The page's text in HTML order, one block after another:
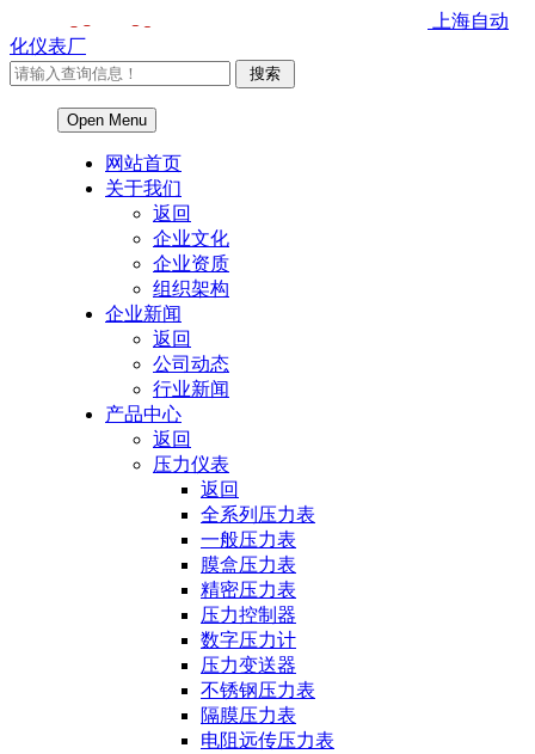
上海自动
化仪表厂
Open Menu
网站首页
关于我们
返回
企业文化
企业资质
组织架构
企业新闻
返回
公司动态
行业新闻
产品中心
返回
压力仪表
返回
全系列压力表
一般压力表
膜盒压力表
精密压力表
压力控制器
数字压力计
压力变送器
不锈钢压力表
隔膜压力表
电阻远传压力表